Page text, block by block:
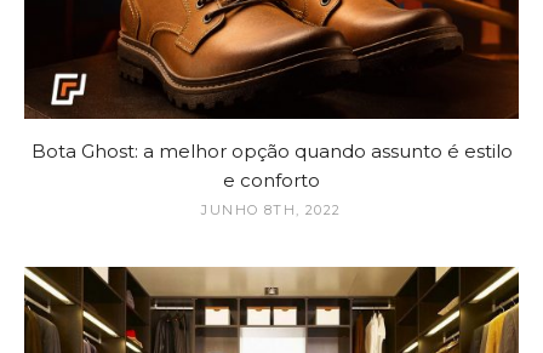
Bota Ghost: a melhor opção quando assunto é estilo
e conforto
JUNHO 8TH, 2022